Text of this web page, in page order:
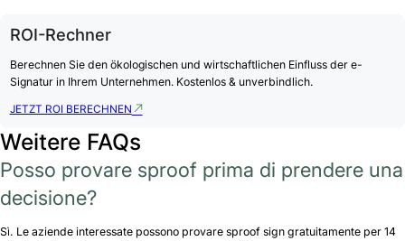
ROI-Rechner
Berechnen Sie den ökologischen und wirtschaftlichen Einfluss der e-
Signatur in Ihrem Unternehmen. Kostenlos & unverbindlich.
JETZT ROI BERECHNEN
Weitere FAQs
Posso provare sproof prima di prendere una
decisione?
Sì. Le aziende interessate possono provare sproof sign gratuitamente per 14